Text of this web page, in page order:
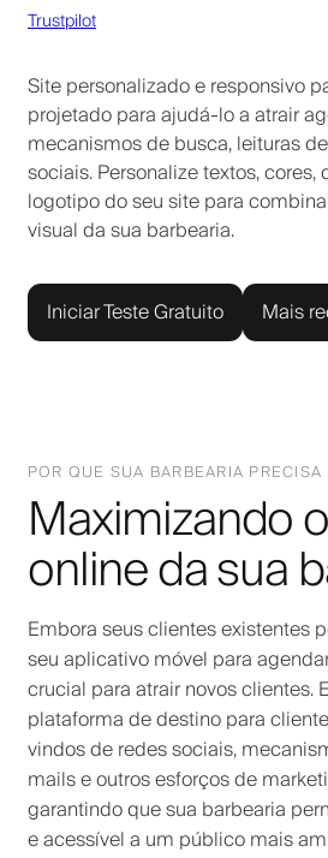
Trustpilot
Site personalizado e responsivo
projetado para ajudá-lo a atrair
mecanismos de busca, leituras
sociais. Personalize textos, cores,
logotipo do seu site para
visual da sua barbearia.
Iniciar Teste Gratuito Mais
POR QUE SUA BARBEARIA
Maximizando
online da sua
Embora seus clientes existentes
seu aplicativo móvel para
crucial para atrair novos clientes.
plataforma de destino para
vindos de redes sociais,
mails e outros esforços de
garantindo que sua barbearia
e acessível a um público mais